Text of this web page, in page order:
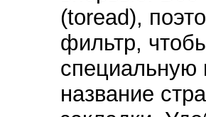
(toread),
фильтр,
специальную
название